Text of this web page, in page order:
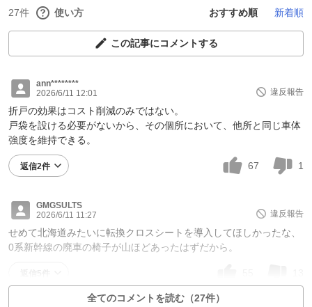
27件 使い方 おすすめ順 新着順
この記事にコメントする
ann********
2026/6/11 12:01
違反報告
折戸の効果はコスト削減のみではない。
戸袋を設ける必要がないから、その個所において、他所と同じ車体
強度を維持できる。
返信2件 67 1
GMGSULTS
2026/6/11 11:27
違反報告
せめて北海道みたいに転換クロスシートを導入してほしかったな、
0系新幹線の廃車の椅子が山ほどあったはずだから。
全てのコメントを読む（27件）